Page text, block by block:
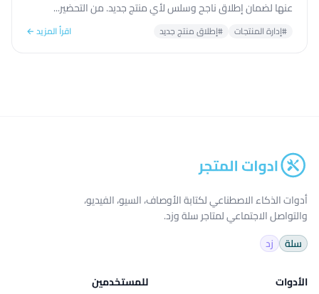
عنها لضمان إطلاق ناجح وسلس لأي منتج جديد. من التحضير...
#إدارة المنتجات #إطلاق منتج جديد اقرأ المزيد ←
أدوات الذكاء الاصطناعي لكتابة الأوصاف، السيو، الفيديو،
والتواصل الاجتماعي لمتاجر سلة وزد.
سلة
زد
الأدوات
للمستخدمين